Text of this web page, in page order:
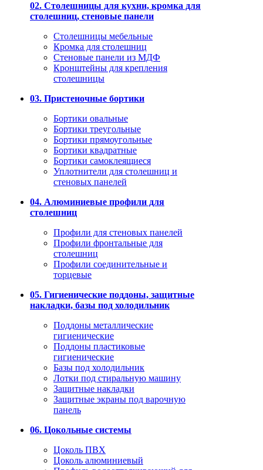
02. Столешницы для кухни, кромка для
столешниц, стеновые панели
Столешницы мебельные
Кромка для столешниц
Стеновые панели из МДФ
Кронштейны для крепления
столешницы
03. Пристеночные бортики
Бортики овальные
Бортики треугольные
Бортики прямоугольные
Бортики квадратные
Бортики самоклеящиеся
Уплотнители для столешниц и
стеновых панелей
04. Алюминиевые профили для
столешниц
Профили для стеновых панелей
Профили фронтальные для
столешниц
Профили соединительные и
торцевые
05. Гигиенические поддоны, защитные
накладки, базы под холодильник
Поддоны металлические
гигиенические
Поддоны пластиковые
гигиенические
Базы под холодильник
Лотки под стиральную машину
Защитные накладки
Защитные экраны под варочную
панель
06. Цокольные системы
Цоколь ПВХ
Цоколь алюминиевый